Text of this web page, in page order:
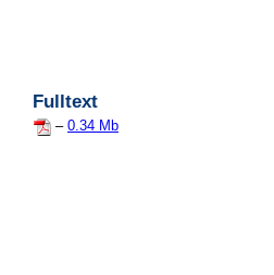
Fulltext
– 0.34 Mb